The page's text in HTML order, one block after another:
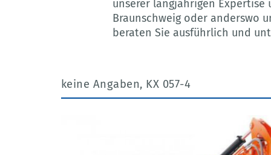
unserer langjährigen Expertise
Braunschweig oder anderswo
beraten Sie ausführlich und
keine Angaben, KX 057-4